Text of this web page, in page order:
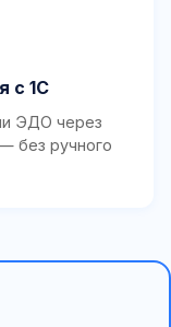
с 1С
ЭДО через
без ручного